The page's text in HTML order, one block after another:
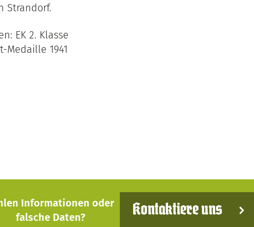
Strandorf.
EK 2. Klasse
Medaille 1941
Informationen oder
falsche Daten?
Kontaktiere uns